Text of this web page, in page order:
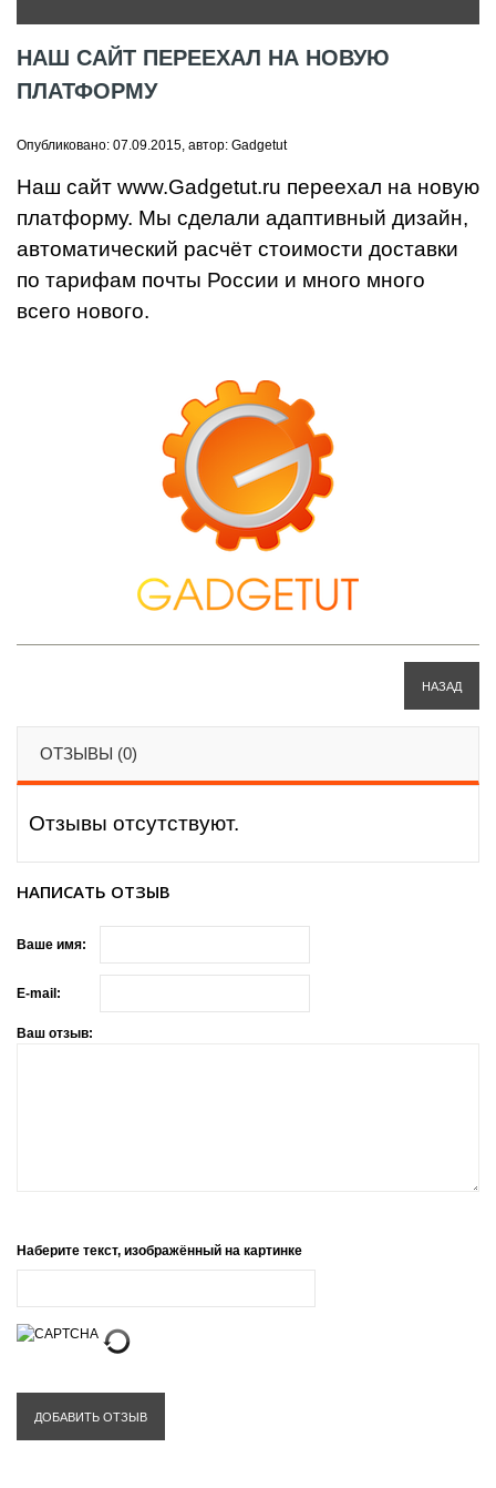
НАШ САЙТ ПЕРЕЕХАЛ НА НОВУЮ
ПЛАТФОРМУ
Опубликовано: 07.09.2015, автор: Gadgetut
Наш сайт www.Gadgetut.ru переехал на новую
платформу. Мы сделали адаптивный дизайн,
автоматический расчёт стоимости доставки
по тарифам почты России и много много
всего нового.
НАЗАД
ОТЗЫВЫ (0)
Отзывы отсутствуют.
НАПИСАТЬ ОТЗЫВ
Ваше имя:
E-mail:
Ваш отзыв:
Наберите текст, изображённый на картинке
ДОБАВИТЬ ОТЗЫВ